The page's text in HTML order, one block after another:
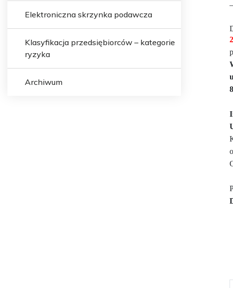
Elektroniczna skrzynka podawcza
Klasyfikacja przedsiębiorców – kategorie
ryzyka
Archiwum